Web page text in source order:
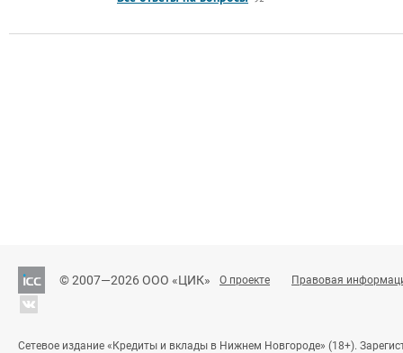
© 2007—2026 ООО «ЦИК» О проекте Правовая
Сетевое издание «Кредиты и вклады в Нижнем Новгороде» (18+).